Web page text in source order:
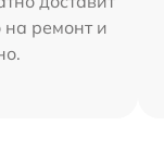
на ремонт и